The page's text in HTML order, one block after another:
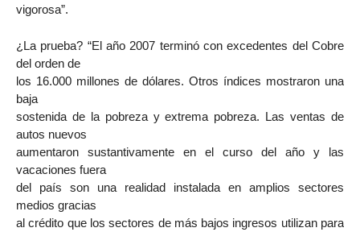
vigorosa”.
¿La prueba? “El año 2007 terminó con excedentes del Cobre
del orden de
los 16.000 millones de dólares. Otros índices mostraron una
baja
sostenida de la pobreza y extrema pobreza. Las ventas de
autos nuevos
aumentaron sustantivamente en el curso del año y las
vacaciones fuera
del país son una realidad instalada en amplios sectores
medios gracias
al crédito que los sectores de más bajos ingresos utilizan para